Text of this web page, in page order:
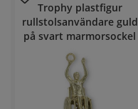
Trophy plastfigur
rullstolsanvändare guld
på svart marmorsockel